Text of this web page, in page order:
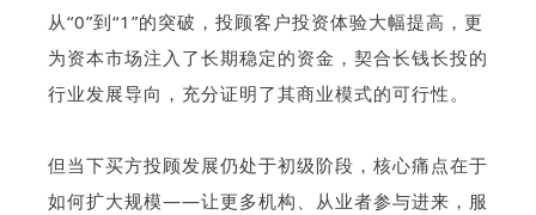
从“0”到“1”的突破，投顾客户投资体验大幅提高，更
为资本市场注入了长期稳定的资金，契合长钱长投的
行业发展导向，充分证明了其商业模式的可行性。
但当下买方投顾发展仍处于初级阶段，核心痛点在于
如何扩大规模——让更多机构、从业者参与进来，服